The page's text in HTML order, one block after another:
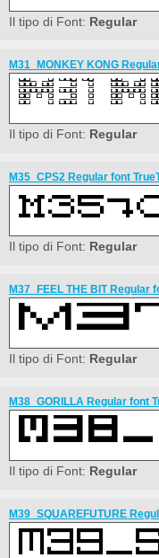
Il tipo di Font: Regular
M31_MONKEY KONG
Il tipo di Font: Regular
M35_CPS2 Regular font
Il tipo di Font: Regular
M37_FEEL THE BIT Regular
Il tipo di Font: Regular
M38_GORILLA Regular font
Il tipo di Font: Regular
M39_SQUAREFUTURE